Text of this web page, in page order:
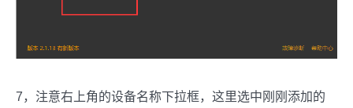
7，注意右上角的设备名称下拉框，这里选中刚刚添加的